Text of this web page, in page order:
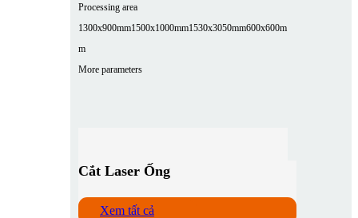
Processing area
1300x900mm1500x1000mm1530x3050mm600x600m
m
More parameters
Cắt Laser Ống
Xem tất cả